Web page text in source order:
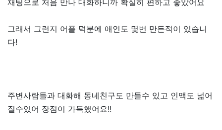
채팅으로 처음 만나 대화하니까 확실히 편하고 좋았어요
그래서 그런지 어플 덕분에 애인도 몇번 만든적이 있습니
다!
주변사람들과 대화해 동네친구도 만들수 있고 인맥도 넓어
질수있어 장점이 가득했어요!!